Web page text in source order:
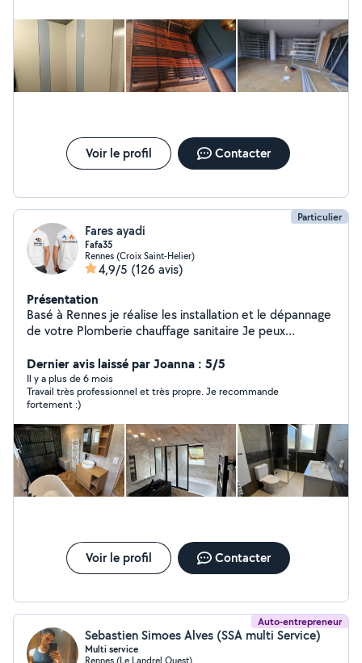
Voir le profil Contacter
Particulier
Fares ayadi
Fafa35
Rennes (Croix Saint-Helier)
4,9/5 (126 avis)
Présentation
Basé à Rennes je réalise les installation et le dépannage
de votre Plomberie chauffage sanitaire Je peux
débouchage WC) merci de me contacter.
Dernier avis laissé par Joanna : 5/5
Il y a plus de 6 mois
Travail très professionnel et très propre. Je recommande
fortement :)
Voir le profil Contacter
Auto-entrepreneur
Sebastien Simoes Alves (SSA multi Service)
Multi service
Rennes (Le Landrel Ouest)